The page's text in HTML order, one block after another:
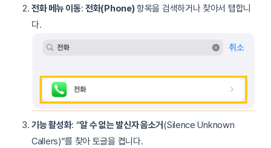
전화 메뉴 이동:전화(Phone)항목을 검색하거나 찾아서 탭합니
다.
기능 활성화: “알 수 없는 발신자 음소거 (Silence Unknown
Callers)”를 찾아 토글을 켭니다.